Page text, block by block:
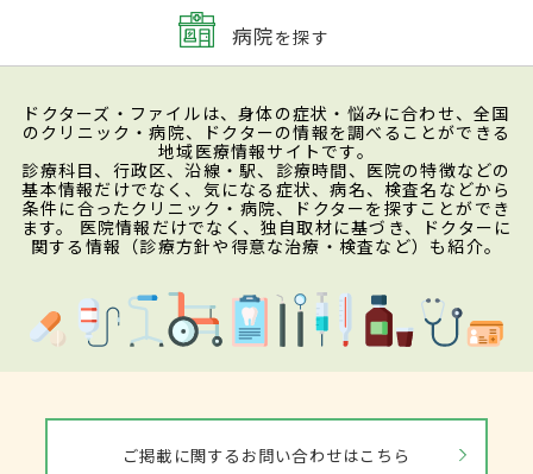
病院を探す
ドクターズ・ファイルは、身体の症状・悩みに合わせ、全国
のクリニック・病院、ドクターの情報を調べることができる
地域医療情報サイトです。
診療科目、行政区、沿線・駅、診療時間、医院の特徴などの
基本情報だけでなく、気になる症状、病名、検査名などから
条件に合ったクリニック・病院、ドクターを探すことができ
ます。 医院情報だけでなく、独自取材に基づき、ドクターに
関する情報（診療方針や得意な治療・検査など）も紹介。
ご掲載に関するお問い合わせはこちら